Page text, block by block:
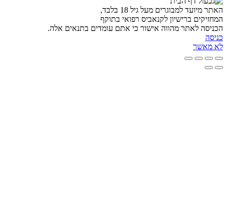
מיועד למבוגרים מעל גיל 18 בלבד,
ברישיון לקנאביס רפואי בתוקף
לאתר מהווה אישור כי אתם עומדים בתנאים אלה.
מאשר